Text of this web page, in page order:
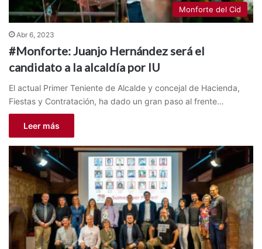
Monforte del Cid
Abr 6, 2023
#Monforte: Juanjo Hernández será el
candidato a la alcaldía por IU
El actual Primer Teniente de Alcalde y concejal de Hacienda,
Fiestas y Contratación, ha dado un gran paso al frente…
Leer más